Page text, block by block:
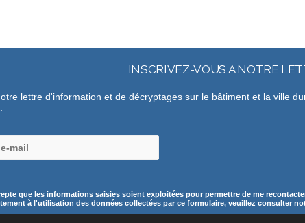
INSCRIVEZ-VOUS A NOTRE
lettre d'information et de décryptages sur le bâtiment et la ville
que les informations saisies soient exploitées pour permettre de me
à l'utilisation des données collectées par ce formulaire, veuillez consulter